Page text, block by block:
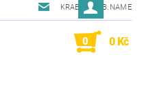
KRAB@KRAB.NAME
0 0 Kč